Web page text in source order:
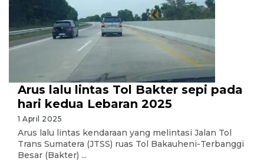
Arus lalu lintas Tol Bakter sepi pada
hari kedua Lebaran 2025
1 April 2025
Arus lalu lintas kendaraan yang melintasi Jalan Tol
Trans Sumatera (JTSS) ruas Tol Bakauheni-Terbanggi
Besar (Bakter) ...